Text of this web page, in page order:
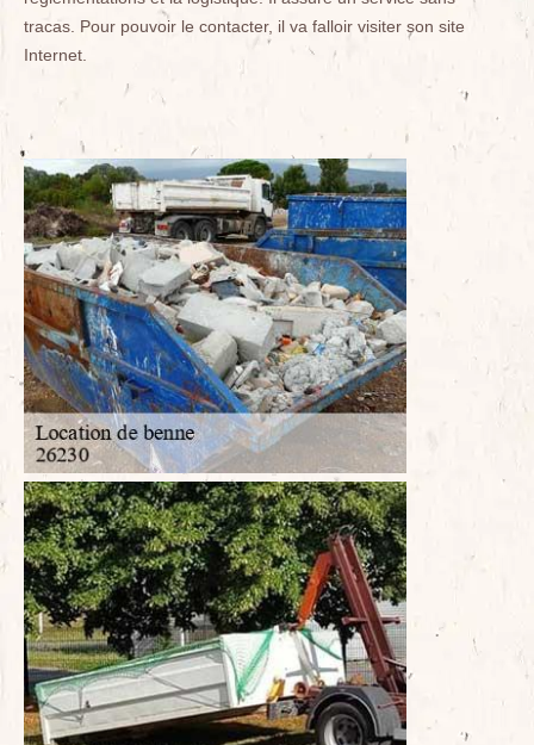
tracas. Pour pouvoir le contacter, il va falloir visiter son site
Internet.